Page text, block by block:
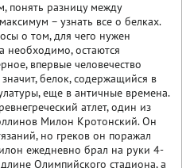
понять разницу между
– узнать все о белках.
о том, для чего нужен
необходимо, остаются
впервые человечество
белок, содержащийся в
еще в античные времена.
атлет, один из
Милон Кротонский. Он
но греков он поражал
ежедневно брал на руки 4-
Олимпийского стадиона, а